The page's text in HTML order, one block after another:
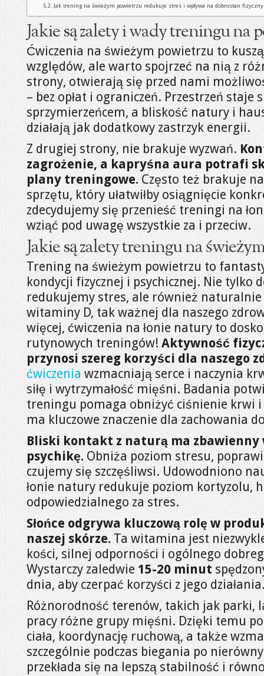
Jak trening na świeżym powietrzu redukuje stres i wpływa na dobrostan
Jakie są zalety i wady treningu na
Ćwiczenia na świeżym powietrzu to
względów, ale warto spojrzeć na nią z
strony, otwierają się przed nami
– bez opłat i ograniczeń. Przestrzeń staje
sprzymierzeńcem, a bliskość natury i
działają jak dodatkowy zastrzyk energii.
Z drugiej strony, nie brakuje wyzwań.
zagrożenie, a kapryśna aura potrafi
plany treningowe. Często też brakuje
sprzętu, który ułatwiłby osiągnięcie
zdecydujemy się przenieść treningi na
wziąć pod uwagę wszystkie za i przeciw.
Jakie są zalety treningu na
Trening na świeżym powietrzu to
kondycji fizycznej i psychicznej. Nie tylko
redukujemy stres, ale również
witaminy D, tak ważnej dla naszego
więcej, ćwiczenia na łonie natury to
rutynowych treningów! Aktywność
przynosi szereg korzyści dla naszego
ćwiczenia wzmacniają serce i naczynia
siłę i wytrzymałość mięśni. Badania
treningu pomaga obniżyć ciśnienie krwi
ma kluczowe znaczenie dla zachowania
Bliski kontakt z naturą ma zbawienny
psychikę. Obniża poziom stresu,
czujemy się szczęśliwsi. Udowodniono
łonie natury redukuje poziom kortyzolu,
odpowiedzialnego za stres.
Słońce odgrywa kluczową rolę w
naszej skórze. Ta witamina jest
kości, silnej odporności i ogólnego
Wystarczy zaledwie 15-20 minut
dnia, aby czerpać korzyści z jego
Różnorodność terenów, takich jak parki,
pracy różne grupy mięśni. Dzięki temu
ciała, koordynację ruchową, a także
szczególnie podczas biegania po
przekłada się na lepszą stabilność i